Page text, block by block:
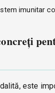
imunitar
este